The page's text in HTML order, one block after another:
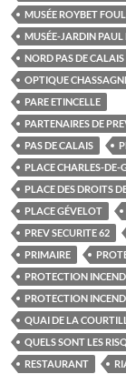
MUSÉE ROYBET
MUSÉE-JARDIN
NORD PAS DE CALAIS
OPTIQUE
PARE ETINCELLE
PARTENAIRES DE
PAS DE CALAIS
PLACE CHARLES-DE-
PLACE DES DROITS
PLACE GÉVELOT
PREV SECURITE 62
PRIMAIRE
PROTECTION
PROTECTION
QUAI DE LA
QUELS SONT LES
RESTAURANT